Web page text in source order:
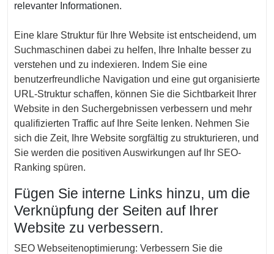
relevanter Informationen.
Eine klare Struktur für Ihre Website ist entscheidend, um
Suchmaschinen dabei zu helfen, Ihre Inhalte besser zu
verstehen und zu indexieren. Indem Sie eine
benutzerfreundliche Navigation und eine gut organisierte
URL-Struktur schaffen, können Sie die Sichtbarkeit Ihrer
Website in den Suchergebnissen verbessern und mehr
qualifizierten Traffic auf Ihre Seite lenken. Nehmen Sie
sich die Zeit, Ihre Website sorgfältig zu strukturieren, und
Sie werden die positiven Auswirkungen auf Ihr SEO-
Ranking spüren.
Fügen Sie interne Links hinzu, um die
Verknüpfung der Seiten auf Ihrer
Website zu verbessern.
SEO Webseitenoptimierung: Verbessern Sie die